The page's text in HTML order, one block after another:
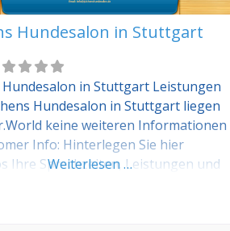
Hundesalon in Stuttgart
Hundesalon in Stuttgart Leistungen
Hundesalon in Stuttgart liegen
keine weiteren Informationen
Info: Hinterlegen Sie hier
Ihre Sprechzeiten, Leistungen und
Weiterlesen …